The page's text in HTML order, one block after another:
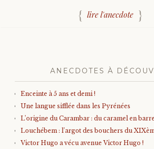
lire l'anecdote
ANECDOTES À
Enceinte à 5 ans et demi !
Une langue sifflée dans les Pyrénées
L’origine du Carambar : du caramel en barre
Louchébem : l’argot des bouchers du
Victor Hugo a vécu avenue Victor Hugo !